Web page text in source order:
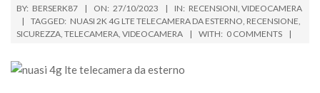
BY: BERSERK87 ON: 27/10/2023 IN: RECENSIONI VIDEOCAMERA
TAGGED: NUASI 2K 4G LTE TELECAMERA DA ESTERNO RECENSIONE
SICUREZZA TELECAMERA VIDEOCAMERA WITH: 0 COMMENTS